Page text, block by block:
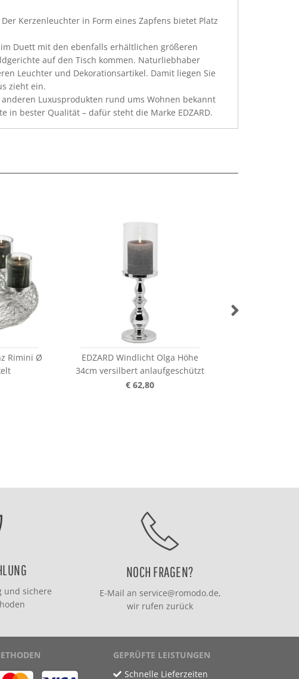
Kerzenleuchter in Form eines Zapfens bietet Platz
Duett mit den ebenfalls erhältlichen größeren
auf den Tisch kommen. Naturliebhaber
Leuchter und Dekorationsartikel. Damit liegen Sie
zieht ein.
Luxusprodukten rund ums Wohnen bekannt
in bester Qualität – dafür steht die Marke EDZARD.
Rimini Ø
EDZARD Windlicht Olga Höhe
34cm versilbert anlaufgeschützt
€ 62,80
und sichere
NOCH FRAGEN?
E-Mail an service@romodo.de,
wir rufen zurück
GEPRÜFTE LEISTUNGEN
Schnelle Lieferzeiten